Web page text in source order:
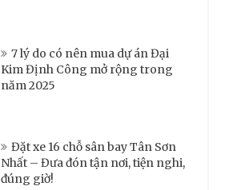
7 lý do có nên mua dự án Đại
Kim Định Công mở rộng trong
năm 2025
Đặt xe 16 chỗ sân bay Tân Sơn
Nhất – Đưa đón tận nơi, tiện nghi,
đúng giờ!